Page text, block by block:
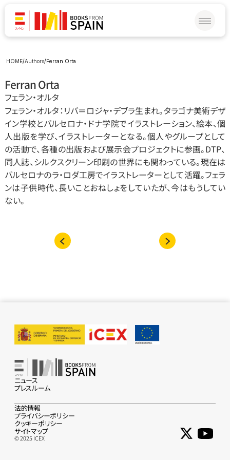
HOME/Authors/Ferran Orta
Ferran Orta
フェラン‧オルタ
フェラン‧オルタ：リバ＝ロジャ‧デブラ⽣まれ。タラゴナ美術デザ
イン学校とバルセロナ‧ドナ学院でイラストレーション、絵本、個
⼈出版を学び、イラストレーターとなる。個⼈やグループとして
の活動で、各種の出版および展⽰会プロジェクトに参画。DTP、
同⼈誌、シルクスクリーン印刷の世界にも関わっている。現在は
バルセロナのラ‧ロダ工房でイラストレーターとして活躍。フェラ
ンは⼦供時代、⻑いことおねしょをしていたが、今はもうしてい
ない。
ニュース
プレスルーム
© 2025 ICEX
法的情報
プライバシーポリシー
クッキーポリシー
サイトマップ